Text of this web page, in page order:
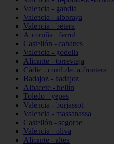
Valencia - gandia
Valencia - alboraya
Valencia - bétera
A-coruña - ferrol
Castellón - cabanes
Valencia - godella
Alicante - torrevieja
Cádiz - conil-de-la-frontera
Badajoz - badajoz
Albacete - hellín
Toledo - yepes
Valencia - burjassot
Valencia - massanassa
Castellón - segorbe
Valencia - oliva
Alicante - altea